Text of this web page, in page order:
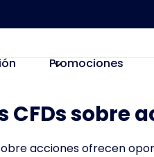
Promociones
CFDs sobre
acciones ofrecen